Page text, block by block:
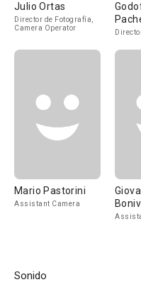
Julio Ortas
Director de Fotografía,
Camera Operator
Mario Pastorini
Assistant Camera
Sonido